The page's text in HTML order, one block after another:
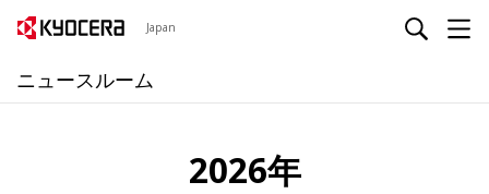
Japan
ニュースルーム
2026年